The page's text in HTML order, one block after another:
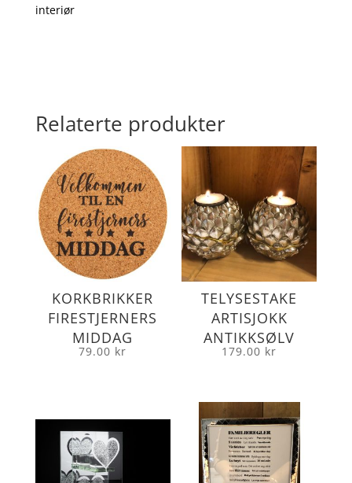
interiør
Relaterte produkter
KORKBRIKKER
FIRESTJERNERS
MIDDAG
79.00 kr
TELYSESTAKE
ARTISJOKK
ANTIKKSØLV
179.00 kr